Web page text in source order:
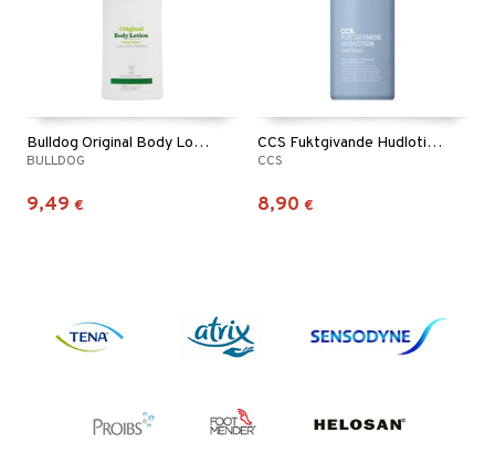
Bulldog Original Body Lotion
BULLDOG
9,49 €
CCS Fuktgivande Hudlotion oparfymerad
CCS
8,90 €